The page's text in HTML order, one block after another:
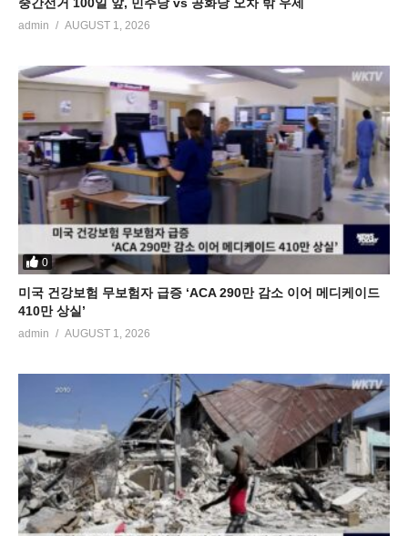
admin AUGUST 1, 2026
0
미국 건강보험 무보험자 급증 ‘ACA 290만 감소 이어 메디케이드
410만 상실’
admin AUGUST 1, 2026